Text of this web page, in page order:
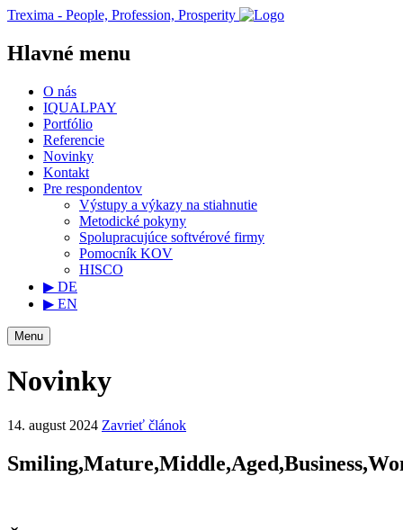
Trexima - People, Profession, Prosperity
Hlavné menu
O nás
IQUALPAY
Portfólio
Referencie
Novinky
Kontakt
Pre respondentov
Výstupy a výkazy na stiahnutie
Metodické pokyny
Spolupracujúce softvérové firmy
Pomocník KOV
HISCO
▶ DE
▶ EN
Menu
Novinky
14. august 2024 Zavrieť článok